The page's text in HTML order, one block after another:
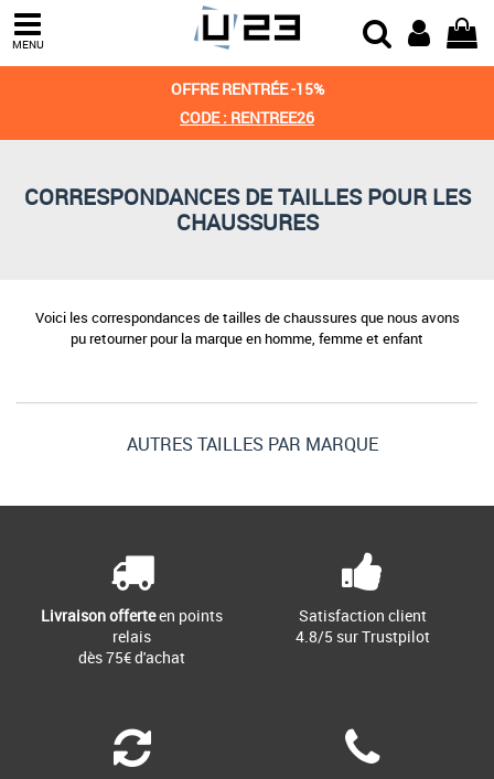
MENU
OFFRE RENTRÉE -15%
CODE : RENTREE26
CORRESPONDANCES DE TAILLES POUR LES
CHAUSSURES
AUTRES TAILLES PAR MARQUE
Voici les correspondances de tailles de chaussures que nous avons
pu retourner pour la marque en homme, femme et enfant
Livraison offerteen points
relais
dès 75€ d'achat
Satisfaction client
4.8/5 sur Trustpilot